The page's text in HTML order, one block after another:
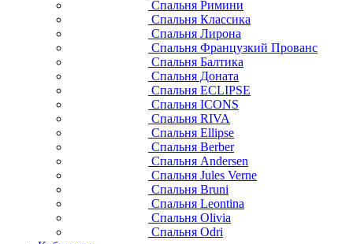
Спальня Римини
Спальня Классика
Спальня Лирона
Спальня Французкий Прованс
Спальня Балтика
Спальня Доната
Спальня ECLIPSE
Спальня ICONS
Спальня RIVA
Спальня Ellipse
Спальня Berber
Спальня Andersen
Спальня Jules Verne
Спальня Bruni
Спальня Leontina
Спальня Olivia
Спальня Odri